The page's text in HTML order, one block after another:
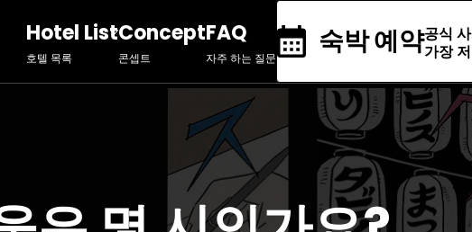
Hotel List
호텔 목록
Concept
콘셉트
FAQ
자주 하는 질문 숙박 예약공식
가장